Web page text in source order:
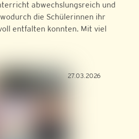
abwechslungsreich und
die Schülerinnen ihr
entfalten konnten. Mit viel
27.03.2026